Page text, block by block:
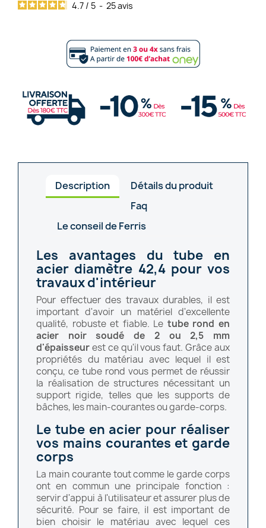
4.7 / 5 - 25avis
Description
Détails du produit
Faq
Le conseil de Ferris
Les avantages du tube en
acier diamètre 42,4 pour vos
travaux d'intérieur
Pour effectuer des travaux durables, il est
important d'avoir un matériel d'excellente
qualité, robuste et fiable. Le tube rond en
acier noir soudé de 2 ou 2,5 mm
d'épaisseurest ce qu'il vous faut. Grâce aux
propriétés du matériau avec lequel il est
conçu, ce tube rond vous permet de réussir
la réalisation de structures nécessitant un
support rigide, telles que les supports de
bâches, les main-courantes ou garde-corps.
Le tube en acier pour réaliser
vos mains courantes et garde
corps
La main courante tout comme le garde corps
ont en commun une principale fonction :
servir d'appui à l'utilisateur et assurer plus de
sécurité. Pour se faire, il est important de
bien choisir le matériau avec lequel ces